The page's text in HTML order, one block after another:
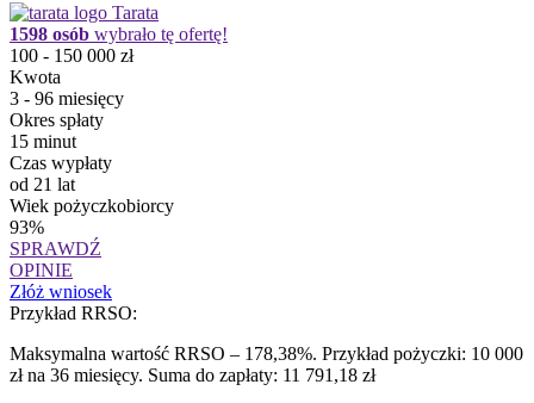
Tarata
1598 osób wybrało tę ofertę!
100 - 150 000 zł
Kwota
3 - 96 miesięcy
Okres spłaty
15 minut
Czas wypłaty
od 21 lat
Wiek pożyczkobiorcy
93%
SPRAWDŹ
OPINIE
Złóż wniosek
Przykład RRSO:
Maksymalna wartość RRSO – 178,38%. Przykład pożyczki: 10 000
zł na 36 miesięcy. Suma do zapłaty: 11 791,18 zł